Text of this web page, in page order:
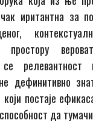
иритантна за
простору
се релевантност
дефинитивно
постаје
да